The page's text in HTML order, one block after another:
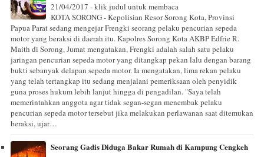
21/04/2017 - klik judul untuk membaca
KOTA SORONG - Kepolisian Resor Sorong Kota, Provinsi
Papua Parat sedang mengejar Frengki seorang pelaku pencurian sepeda
motor yang beraksi di daerah itu. Kapolres Sorong Kota AKBP Edfrie R.
Maith di Sorong, Jumat mengatakan, Frengki adalah salah satu pelaku
jaringan pencurian sepeda motor yang ditangkap pekan lalu dengan barang
bukti sebanyak delapan sepeda motor. Ia mengatakan, lima rekan pelaku
yang telah tertangkap itu sedang menjalani pemeriksaan oleh penyidik
guna proses hukum lebih lanjut hingga di pengadilan. "Saya telah
memerintahkan anggota agar tidak segan-segan menembak pelaku
pencurian sepeda motor tersebut jika melakukan perlawanan saat ditemukan
beraksi, ujar…
Seorang Gadis Diduga Bakar Rumah di Kampung Cengkeh